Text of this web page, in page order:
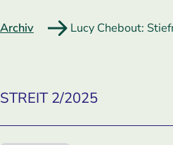
Archiv Lucy Chebout:
STREIT 2/2025